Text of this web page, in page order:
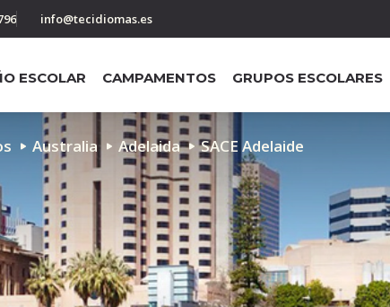
info@tecidiomas.es
ESCOLAR CAMPAMENTOS GRUPOS ESCOLARES
Australia Adelaida SACE Adelaide